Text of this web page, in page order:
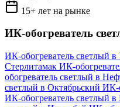
15+ лет на рынке
ИК-обогреватель
ИК-обогреватель светлый в
Стерлитамак ИК-
обогреватель светлый в
светлый в Октябрьский ИК-
ИК-обогреватель светлый в